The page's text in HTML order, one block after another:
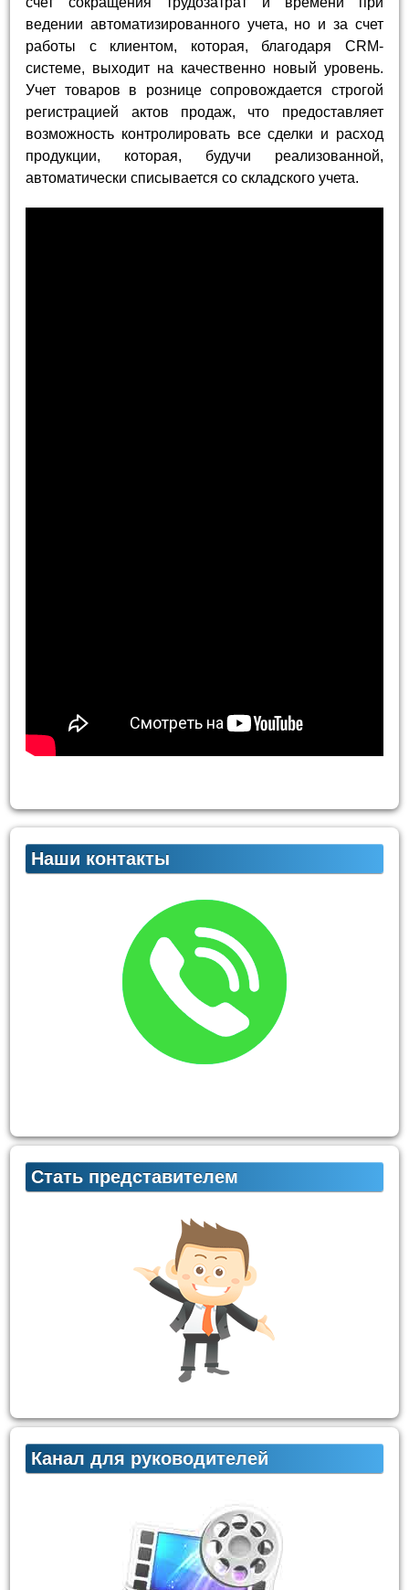
ведении автоматизированного учета, но и за счет
работы с клиентом, которая, благодаря CRM-
системе, выходит на качественно новый уровень.
Учет товаров в рознице сопровождается строгой
регистрацией актов продаж, что предоставляет
возможность контролировать все сделки и расход
продукции, которая, будучи реализованной,
автоматически списывается со складского учета.
Наши контакты
Стать представителем
Канал для руководителей